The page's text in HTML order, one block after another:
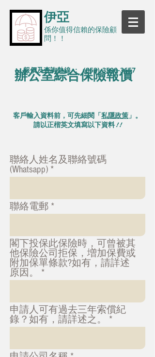
伊亞
係你值得信賴的保險顧
問！！
報價及查詢熱線 ：(852)-3590-3657
辦公室綜合保險報價
客戶輸入資料前，可先細閱「私隱政策」。
請以正楷英文填寫以下資料!!
聯絡人姓名及聯絡號碼
(Whatsapp)
聯絡電郵
閣下投保此保險時，可曾被其
他保險公司拒保，増加保費或
附加保單條款?如有，請詳述
原因。
申請人可有過去三年索償紀
錄？如有，請詳述之。